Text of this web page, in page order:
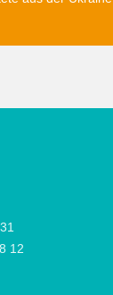
12